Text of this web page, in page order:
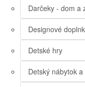
Darčeky - dom a
Designové
Detské hry
Detský nábytok